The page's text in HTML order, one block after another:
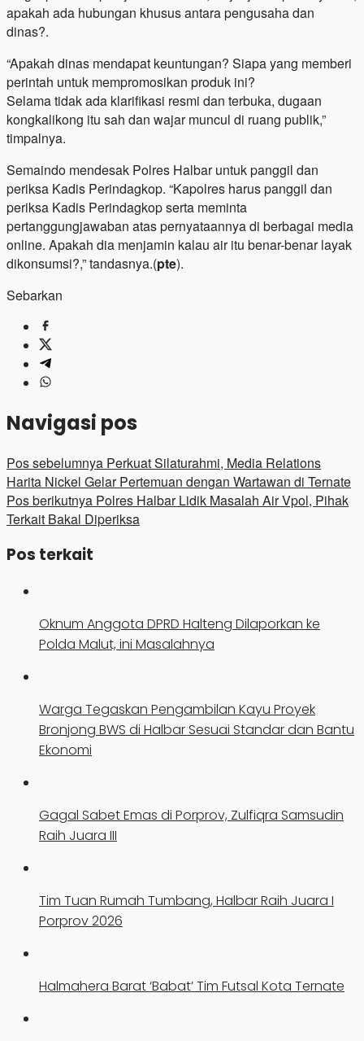
apakah ada hubungan khusus antara pengusaha dan
dinas?.
“Apakah dinas mendapat keuntungan? Siapa yang memberi
perintah untuk mempromosikan produk ini?
Selama tidak ada klarifikasi resmi dan terbuka, dugaan
kongkalikong itu sah dan wajar muncul di ruang publik,”
timpalnya.
Semaindo mendesak Polres Halbar untuk panggil dan
periksa Kadis Perindagkop. “Kapolres harus panggil dan
periksa Kadis Perindagkop serta meminta
pertanggungjawaban atas pernyataannya di berbagai media
online. Apakah dia menjamin kalau air itu benar-benar layak
dikonsumsi?,” tandasnya.(pte).
Sebarkan
Navigasi pos
Pos sebelumnya Perkuat Silaturahmi, Media Relations
Harita Nickel Gelar Pertemuan dengan Wartawan di Ternate
Pos berikutnya Polres Halbar Lidik Masalah Air Vpol, Pihak
Terkait Bakal Diperiksa
Pos terkait
Oknum Anggota DPRD Halteng Dilaporkan ke
Polda Malut, ini Masalahnya
Warga Tegaskan Pengambilan Kayu Proyek
Bronjong BWS di Halbar Sesuai Standar dan Bantu
Ekonomi
Gagal Sabet Emas di Porprov, Zulfiqra Samsudin
Raih Juara III
Tim Tuan Rumah Tumbang, Halbar Raih Juara I
Porprov 2026
Halmahera Barat ‘Babat’ Tim Futsal Kota Ternate